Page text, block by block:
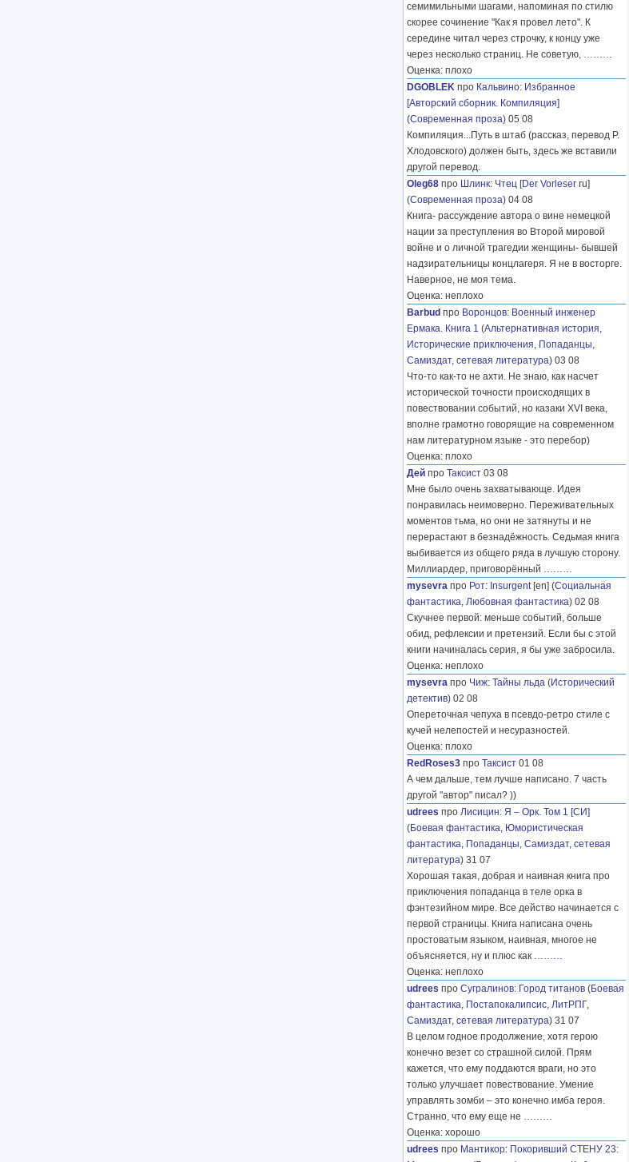
семимильными шагами, напоминая по стилю
скорее сочинение "Как я провел лето". К
середине читал через строчку, к концу уже
через несколько страниц. Не советую, ………
Оценка: плохо
DGOBLEK про Кальвино: Избранное
[Авторский сборник. Компиляция]
(Современная проза) 05 08
Компиляция...Путь в штаб (рассказ, перевод Р.
Хлодовского) должен быть, здесь же вставили
другой перевод.
Oleg68 про Шлинк: Чтец [Der Vorleser ru]
(Современная проза) 04 08
Книга- рассуждение автора о вине немецкой
нации за преступления во Второй мировой
войне и о личной трагедии женщины- бывшей
надзирательницы концлагеря. Я не в восторге.
Наверное, не моя тема.
Оценка: неплохо
Barbud про Воронцов: Военный инженер
Ермака. Книга 1 (Альтернативная история,
Исторические приключения, Попаданцы,
Самиздат, сетевая литература) 03 08
Что-то как-то не ахти. Не знаю, как насчет
исторической точности происходящих в
повествовании событий, но казаки XVI века,
вполне грамотно говорящие на современном
нам литературном языке - это перебор)
Оценка: плохо
Дей про Таксист 03 08
Мне было очень захватывающе. Идея
понравилась неимоверно. Переживательных
моментов тьма, но они не затянуты и не
перерастают в безнадёжность. Седьмая книга
выбивается из общего ряда в лучшую сторону.
Миллиардер, приговорённый ………
mysevra про Рот: Insurgent[en] (Социальная
фантастика, Любовная фантастика) 02 08
Скучнее первой: меньше событий, больше
обид, рефлексии и претензий. Если бы с этой
книги начиналась серия, я бы уже забросила.
Оценка: неплохо
mysevra про Чиж: Тайны льда (Исторический
детектив) 02 08
Опереточная чепуха в псевдо-ретро стиле с
кучей нелепостей и несуразностей.
Оценка: плохо
RedRoses3 про Таксист 01 08
А чем дальше, тем лучше написано. 7 часть
другой "автор" писал? ))
udrees про Лисицин: Я – Орк. Том 1 [СИ]
(Боевая фантастика, Юмористическая
фантастика, Попаданцы, Самиздат, сетевая
литература) 31 07
Хорошая такая, добрая и наивная книга про
приключения попаданца в теле орка в
фэнтезийном мире. Все действо начинается с
первой страницы. Книга написана очень
простоватым языком, наивная, многое не
объясняется, ну и плюс как ………
Оценка: неплохо
udrees про Сугралинов: Город титанов (Боевая
фантастика, Постапокалипсис, ЛитРПГ,
Самиздат, сетевая литература) 31 07
В целом годное продолжение, хотя герою
конечно везет со страшной силой. Прям
кажется, что ему поддаются враги, но это
только улучшает повествование. Умение
управлять зомби – это конечно имба героя.
Странно, что ему еще не ………
Оценка: хорошо
udrees про Мантикор: Покоривший СТЕНУ 23: